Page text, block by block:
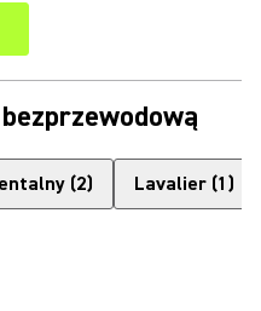
(2) Lavalier (1 )